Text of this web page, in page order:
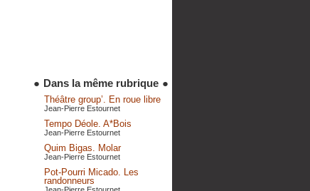
● Dans la même rubrique ●
Théâtre group’. En roue libre
Jean-Pierre Estournet
Tempo Déole. A*Bois
Jean-Pierre Estournet
Quim Bigas. Molar
Jean-Pierre Estournet
Pot-Pourri Micado. Les
randonneurs